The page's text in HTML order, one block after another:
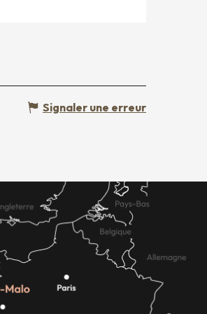
Signaler une erreur